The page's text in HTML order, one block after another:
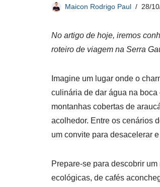
Maicon Rodrigo Paul 28/
No artigo de hoje, iremos
roteiro de viagem na Serra
Imagine um lugar onde o
culinária de dar água na
montanhas cobertas de
acolhedor. Entre os cenários
um convite para desacelerar
Prepare-se para descobrir
ecológicas, de cafés